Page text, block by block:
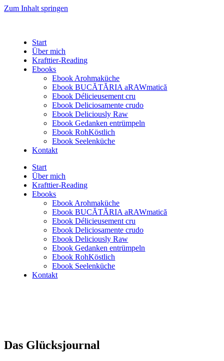
Zum Inhalt springen
Start
Über mich
Krafttier-Reading
Ebooks
Ebook Arohmaküche
Ebook BUCĂTĂRIA aRAWmatică
Ebook Délicieusement cru
Ebook Deliciosamente crudo
Ebook Deliciously Raw
Ebook Gedanken entrümpeln
Ebook RohKöstlich
Ebook Seelenküche
Kontakt
Start
Über mich
Krafttier-Reading
Ebooks
Ebook Arohmaküche
Ebook BUCĂTĂRIA aRAWmatică
Ebook Délicieusement cru
Ebook Deliciosamente crudo
Ebook Deliciously Raw
Ebook Gedanken entrümpeln
Ebook RohKöstlich
Ebook Seelenküche
Kontakt
Das Glücksjournal